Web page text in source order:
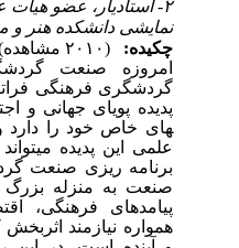
۲- استادیار، عضو
نمایشی دانشکده هنر و
چکیده:
(۲۰۱۰ مشاهده)
امروزه صنعت
گردشگری فرهنگی
پدیده پویای جهانی و
های خاص خود را دارد
علمی این پدیده
برنامه ریزی صنعت
صنعت به منزله بزرگ
پیامدهای فرهنگی،
همواره نیازمند